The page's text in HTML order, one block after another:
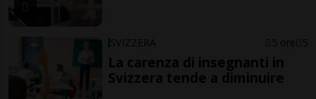
SVIZZERA 5 ore 5
La carenza di insegnanti in
Svizzera tende a diminuire